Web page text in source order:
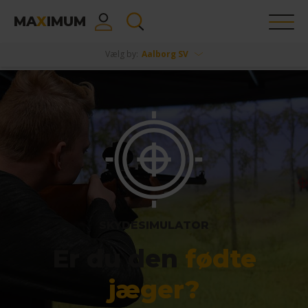
MAXIMUM
Vælg by: Aalborg SV
SKYDESIMULATOR
Er du den fødte
jæger?